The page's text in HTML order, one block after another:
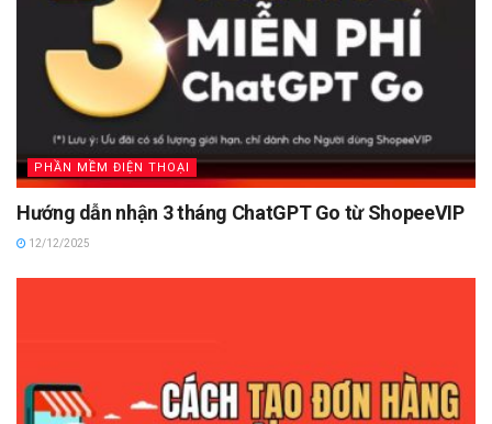
PHẦN MỀM ĐIỆN THOẠI
Hướng dẫn nhận 3 tháng ChatGPT Go từ ShopeeVIP
12/12/2025